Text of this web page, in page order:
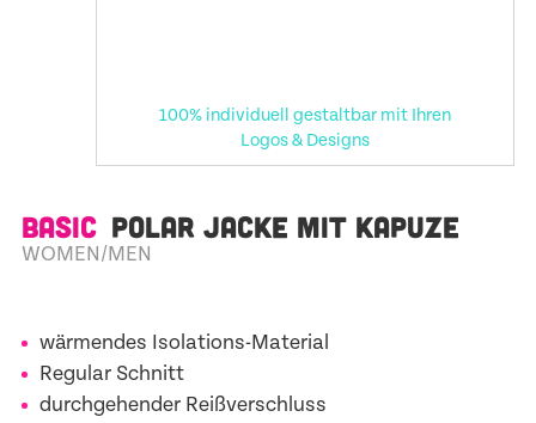
100% individuell gestaltbar mit Ihren
Logos & Designs
BASIC POLAR JACKE MIT KAPUZE
WOMEN/MEN
wärmendes Isolations-Material
Regular Schnitt
durchgehender Reißverschluss